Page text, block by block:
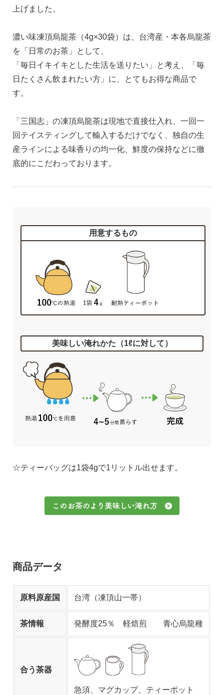
上げました。
濃い味凍頂烏龍茶（4g×30袋）は、台湾産・本各烏龍茶
を「日常のお茶」として、
「毎日イキイキとした生活を送りたい」と考え、「毎
日たくさん飲まれたい方」に、とてもお得な商品で
す。
「三国志」の凍頂烏龍茶は現地で直接仕入れ、一回一
回テイスティングして輸入するだけでなく、独自の生
産ラインによる味香りの均一化、鮮度の保持などに徹
底的にこだわっております。
用意するもの
美味しい淹れかた（1ℓに対して）
ティーバッグは1袋4gで1リットル出せます。
商品データ
原料原産国 台湾（凍頂山一帯）
茶情報 発酵度25％ 軽焙煎 青心烏龍種
合う茶器
急須、マグカップ、ティーポット